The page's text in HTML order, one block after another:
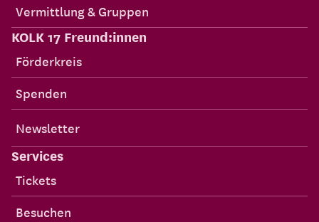
Vermittlung & Gruppen
KOLK 17 Freund:innen
Förderkreis
Spenden
Newsletter
Services
Tickets
Besuchen